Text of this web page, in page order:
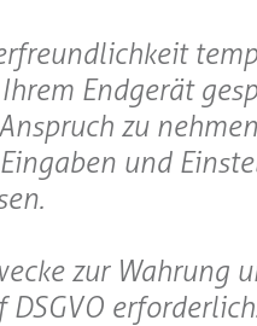
Endgerät
zu
und
zur Wahrung
DSGVO